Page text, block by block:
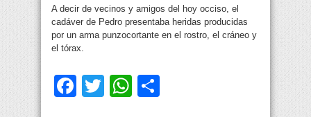
A decir de vecinos y amigos del hoy occiso, el
cadáver de Pedro presentaba heridas producidas
por un arma punzocortante en el rostro, el cráneo y
el tórax.
Facebook
TwitterWhatsApp